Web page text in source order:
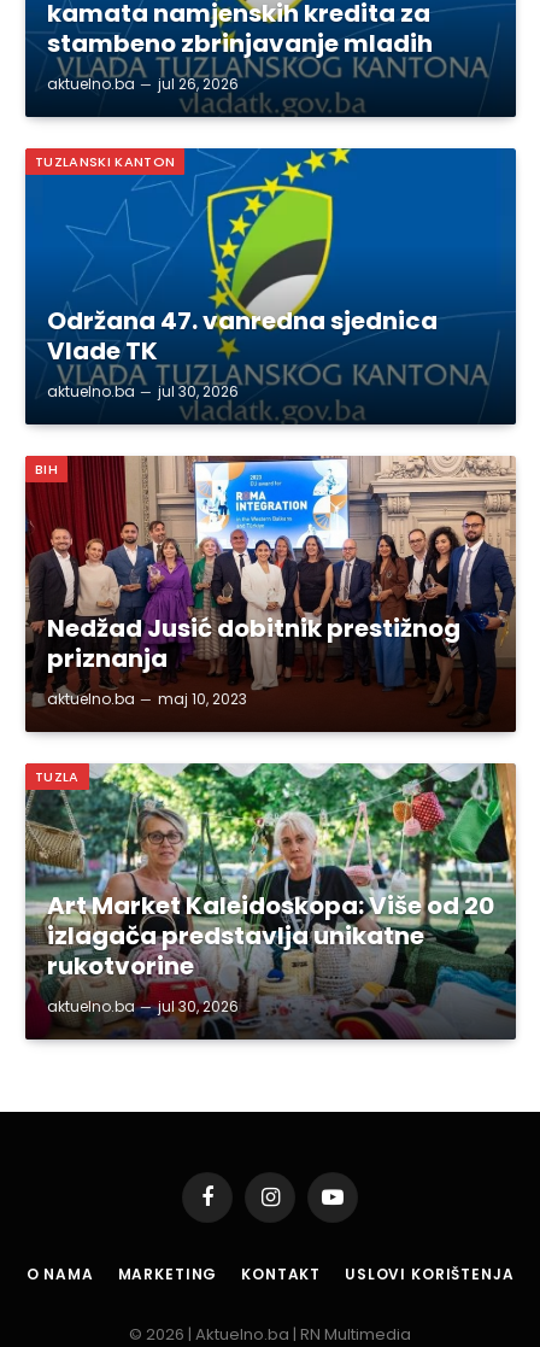
kamata namjenskih kredita za
stambeno zbrinjavanje mladih
aktuelno.ba jul 26, 2026
TUZLANSKI KANTON
Održana 47. vanredna sjednica
Vlade TK
aktuelno.ba jul 30, 2026
BIH
Nedžad Jusić dobitnik prestižnog
priznanja
aktuelno.ba maj 10, 2023
TUZLA
Art Market Kaleidoskopa: Više od 20
izlagača predstavlja unikatne
rukotvorine
aktuelno.ba jul 30, 2026
FacebookInstagramYouTube
O NAMA MARKETING KONTAKT USLOVI KORIŠTENJA
© 2026 | Aktuelno.ba | RN Multimedia